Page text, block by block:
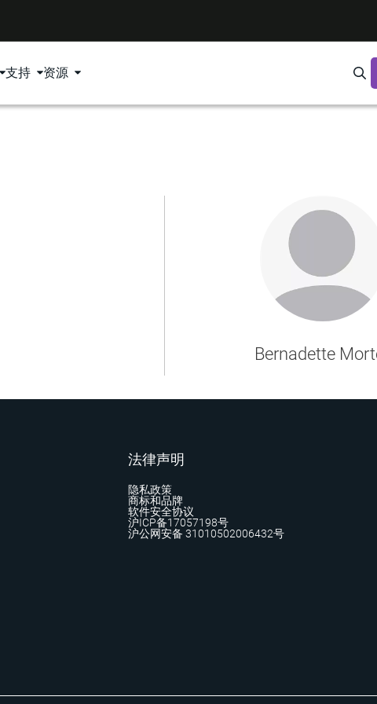
支持 资源
Bernadette
法律声明
隐私政策
商标和品牌
软件安全协议
沪ICP备17057198号
沪公网安备 31010502006432号